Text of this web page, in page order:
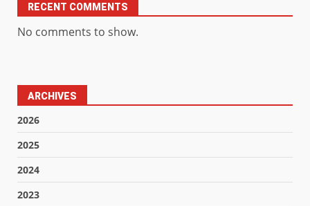
RECENT COMMENTS
No comments to show.
ARCHIVES
2026
2025
2024
2023